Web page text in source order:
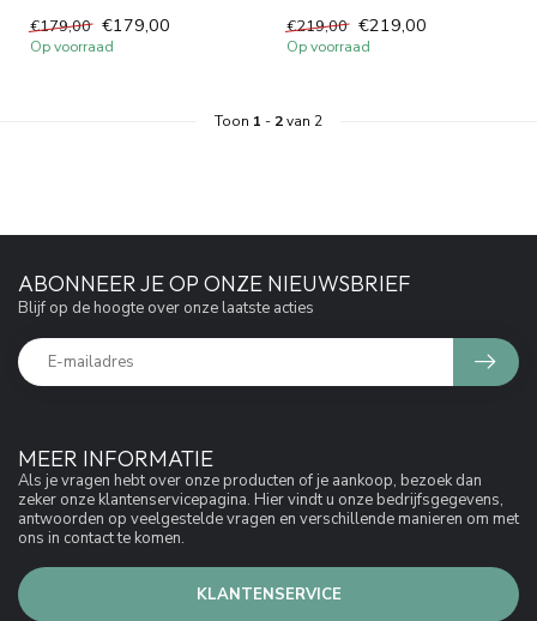
rechthoekig ontwerp...
€179,00 €179,00
Op voorraad
combineert een strak
rechthoekig ontwerp...
€219,00 €219,00
Op voorraad
Toon 1 - 2van 2
MEER INFORMATIE
Als je vragen hebt over onze producten of je aankoop, bezoek dan
zeker onze klantenservicepagina. Hier vindt u onze bedrijfsgegevens,
antwoorden op veelgestelde vragen en verschillende manieren om met
ons in contact te komen.
KLANTENSERVICE
ABONNEER JE OP ONZE NIEUWSBRIEF
Blijf op de hoogte over onze laatste acties